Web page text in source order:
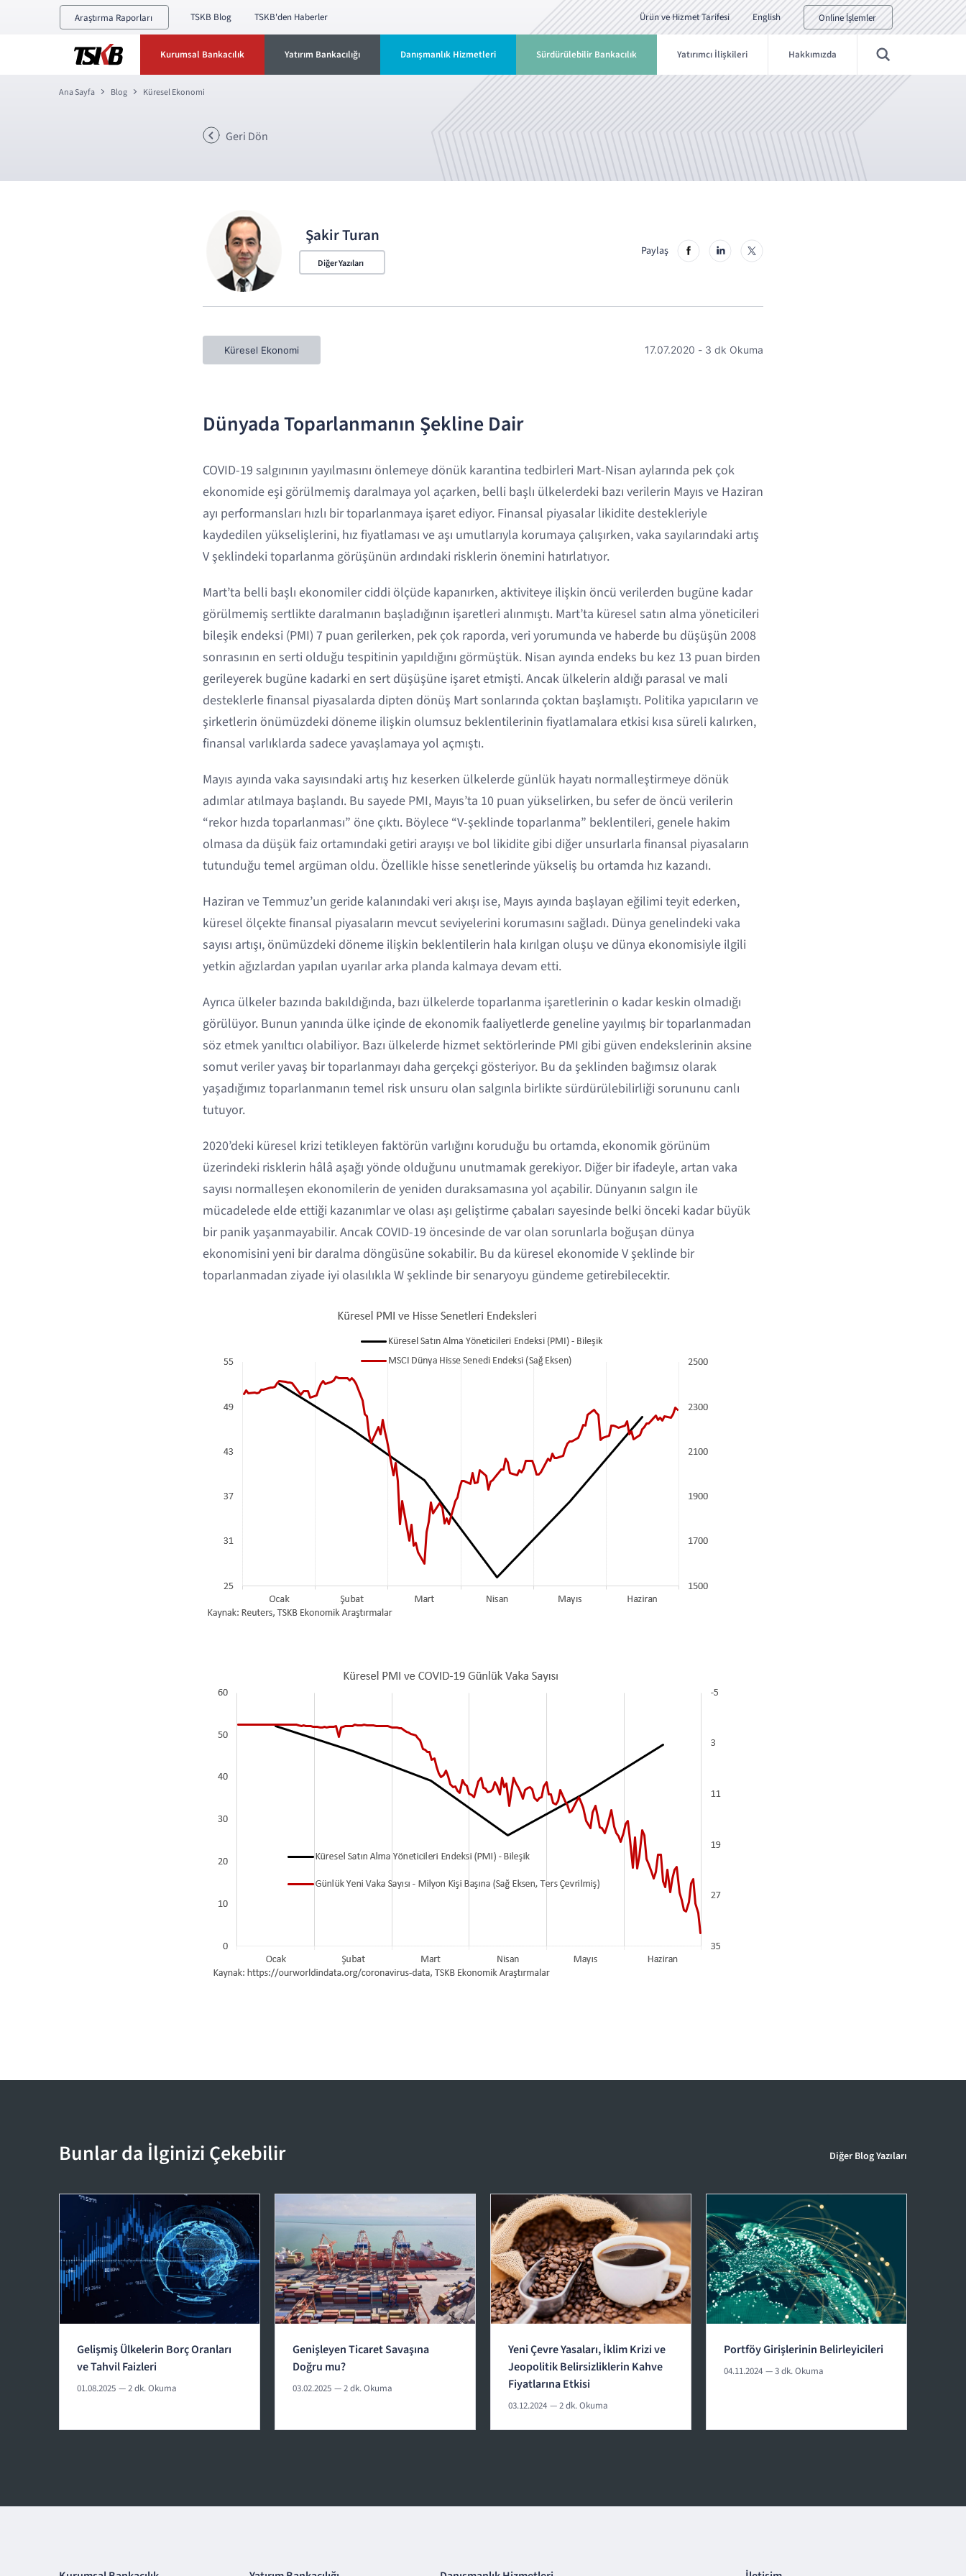
Araştırma Raporları TSKB Blog TSKB'den Haberler Ürün ve Hizmet Tarifesi English Online İşlemler
Kurumsal Bankacılık Yatırım Bankacılığı Danışmanlık Hizmetleri Sürdürülebilir Bankacılık Yatırımcı İlişkileri Hakkımızda
Ana Sayfa Blog Küresel Ekonomi
Geri Dön
Şakir Turan
Diğer Yazıları
Paylaş
Küresel Ekonomi 17.07.2020 - 3 dk Okuma
Dünyada Toparlanmanın Şekline Dair
COVID-19 salgınının yayılmasını önlemeye dönük karantina tedbirleri Mart-Nisan aylarında pek çok
ekonomide eşi görülmemiş daralmaya yol açarken, belli başlı ülkelerdeki bazı verilerin Mayıs ve Haziran
ayı performansları hızlı bir toparlanmaya işaret ediyor. Finansal piyasalar likidite destekleriyle
kaydedilen yükselişlerini, hız fiyatlaması ve aşı umutlarıyla korumaya çalışırken, vaka sayılarındaki artış
V şeklindeki toparlanma görüşünün ardındaki risklerin önemini hatırlatıyor.
Mart’ta belli başlı ekonomiler ciddi ölçüde kapanırken, aktiviteye ilişkin öncü verilerden bugüne kadar
görülmemiş sertlikte daralmanın başladığının işaretleri alınmıştı. Mart’ta küresel satın alma yöneticileri
bileşik endeksi (PMI) 7 puan gerilerken, pek çok raporda, veri yorumunda ve haberde bu düşüşün 2008
sonrasının en serti olduğu tespitinin yapıldığını görmüştük. Nisan ayında endeks bu kez 13 puan birden
gerileyerek bugüne kadarki en sert düşüşüne işaret etmişti. Ancak ülkelerin aldığı parasal ve mali
desteklerle finansal piyasalarda dipten dönüş Mart sonlarında çoktan başlamıştı. Politika yapıcıların ve
şirketlerin önümüzdeki döneme ilişkin olumsuz beklentilerinin fiyatlamalara etkisi kısa süreli kalırken,
finansal varlıklarda sadece yavaşlamaya yol açmıştı.
Mayıs ayında vaka sayısındaki artış hız keserken ülkelerde günlük hayatı normalleştirmeye dönük
adımlar atılmaya başlandı. Bu sayede PMI, Mayıs’ta 10 puan yükselirken, bu sefer de öncü verilerin
“rekor hızda toparlanması” öne çıktı. Böylece “V-şeklinde toparlanma” beklentileri, genele hakim
olmasa da düşük faiz ortamındaki getiri arayışı ve bol likidite gibi diğer unsurlarla finansal piyasaların
tutunduğu temel argüman oldu. Özellikle hisse senetlerinde yükseliş bu ortamda hız kazandı.
Haziran ve Temmuz’un geride kalanındaki veri akışı ise, Mayıs ayında başlayan eğilimi teyit ederken,
küresel ölçekte finansal piyasaların mevcut seviyelerini korumasını sağladı. Dünya genelindeki vaka
sayısı artışı, önümüzdeki döneme ilişkin beklentilerin hala kırılgan oluşu ve dünya ekonomisiyle ilgili
yetkin ağızlardan yapılan uyarılar arka planda kalmaya devam etti.
Ayrıca ülkeler bazında bakıldığında, bazı ülkelerde toparlanma işaretlerinin o kadar keskin olmadığı
görülüyor. Bunun yanında ülke içinde de ekonomik faaliyetlerde geneline yayılmış bir toparlanmadan
söz etmek yanıltıcı olabiliyor. Bazı ülkelerde hizmet sektörlerinde PMI gibi güven endekslerinin aksine
somut veriler yavaş bir toparlanmayı daha gerçekçi gösteriyor. Bu da şeklinden bağımsız olarak
yaşadığımız toparlanmanın temel risk unsuru olan salgınla birlikte sürdürülebilirliği sorununu canlı
tutuyor.
2020’deki küresel krizi tetikleyen faktörün varlığını koruduğu bu ortamda, ekonomik görünüm
üzerindeki risklerin hâlâ aşağı yönde olduğunu unutmamak gerekiyor. Diğer bir ifadeyle, artan vaka
sayısı normalleşen ekonomilerin de yeniden duraksamasına yol açabilir. Dünyanın salgın ile
mücadelede elde ettiği kazanımlar ve olası aşı geliştirme çabaları sayesinde belki önceki kadar büyük
bir panik yaşanmayabilir. Ancak COVID-19 öncesinde de var olan sorunlarla boğuşan dünya
ekonomisini yeni bir daralma döngüsüne sokabilir. Bu da küresel ekonomide V şeklinde bir
toparlanmadan ziyade iyi olasılıkla W şeklinde bir senaryoyu gündeme getirebilecektir.
Bunlar da İlginizi Çekebilir
Gelişmiş Ülkelerin Borç Oranları
ve Tahvil Faizleri
01.08.2025 — 2 dk. Okuma
Genişleyen Ticaret Savaşına
Doğru mu?
03.02.2025 — 2 dk. Okuma
Yeni Çevre Yasaları, İklim Krizi ve
Jeopolitik Belirsizliklerin Kahve
Fiyatlarına Etkisi
03.12.2024 — 2 dk. Okuma
Portföy Girişlerinin Belirleyicileri
04.11.2024 — 3 dk. Okuma
Diğer Blog Yazıları